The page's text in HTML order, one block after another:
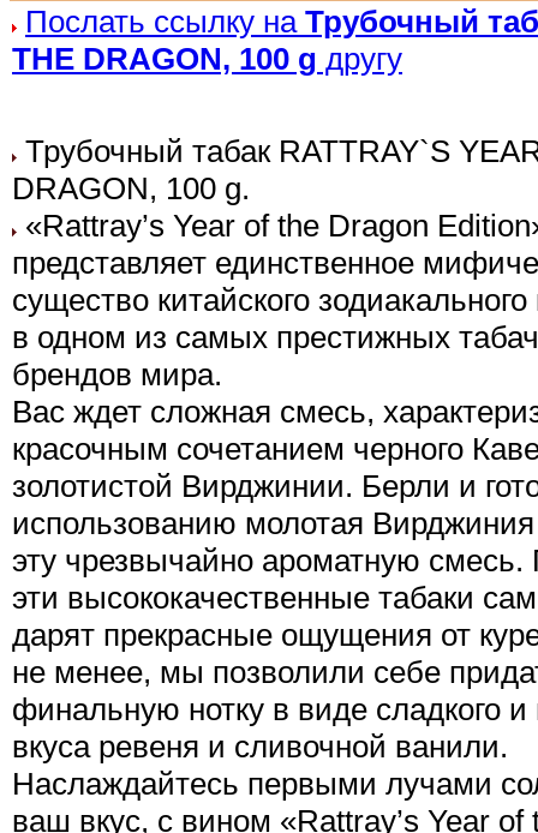
Послать ссылку на Трубочный
THE DRAGON, 100 g другу
Трубочный табак RATTRAY`S
DRAGON, 100 g.
«Rattray’s Year of the Dragon
представляет единственное
существо китайского
в одном из самых престижных
брендов мира.
Вас ждет сложная смесь,
красочным сочетанием черного
золотистой Вирджинии. Берли и
использованию молотая
эту чрезвычайно ароматную смесь.
эти высококачественные табаки
дарят прекрасные ощущения от
не менее, мы позволили себе
финальную нотку в виде сладкого и
вкуса ревеня и сливочной ванили.
Наслаждайтесь первыми лучами
ваш вкус, с вином «Rattray’s Year of